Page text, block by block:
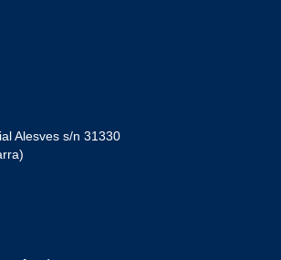
Alesves s/n 31330